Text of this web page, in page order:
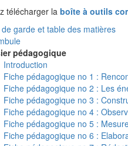
télécharger la boîte à outils
de garde et table des matières
pédagogique
Introduction
Fiche pédagogique no 1 :
Fiche pédagogique no 2 : Les
Fiche pédagogique no 3 :
Fiche pédagogique no 4 :
Fiche pédagogique no 5 :
Fiche pédagogique no 6 :